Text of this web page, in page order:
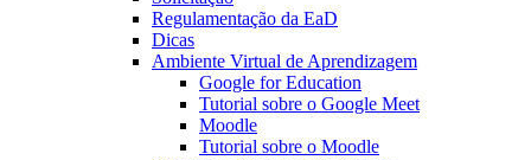
Regulamentação da EaD
Dicas
Ambiente Virtual de Aprendizagem
Google for Education
Tutorial sobre o Google Meet
Moodle
Tutorial sobre o Moodle